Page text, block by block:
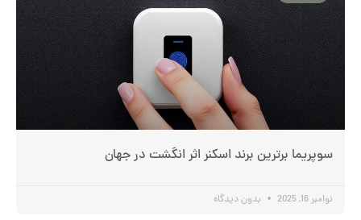
سوپریما برترین برند اسکنر اثر انگشت در جهان
نوامبر 16, 2025 بدون دیدگاه